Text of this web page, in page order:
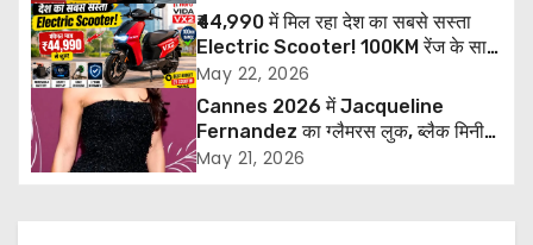
v
i
g
शुरू
₹44,990 में मिल रहा देश का सबसे सस्ता
Electric Scooter! 100KM रेंज के साथ
Hero Vida VX2 बना गेमचेंजर
May 22, 2026
Cannes 2026 में Jacqueline
Fernandez का ग्लैमरस लुक, ब्लैक मिनी
ड्रेस में ढाया कह
May 21, 2026